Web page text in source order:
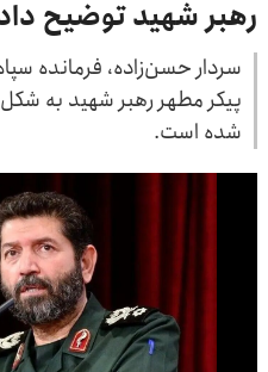
رهبر شهید توضیح
سردار حسن‌زاده، فرمانده
پیکر مطهر رهبر شهید به
شده است.